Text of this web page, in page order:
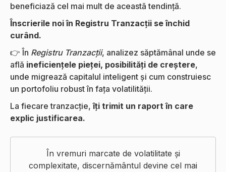
beneficiază cel mai mult de această tendință.
Înscrierile noi în Registru Tranzacții se închid
curând.
👉 În Registru Tranzacții, analizez săptămânal unde se
află ineficiențele pieței, posibilități de creștere,
unde migrează capitalul inteligent și cum construiesc
un portofoliu robust în fața volatilității.
La fiecare tranzacție,îți trimit un raport în care
explic justificarea.
În vremuri marcate de volatilitate și
complexitate, discernământul devine cel mai